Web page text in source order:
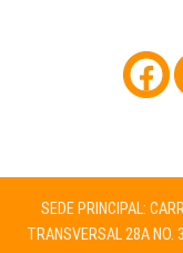
SEDE PRINCIPAL:
TRANSVERSAL 28A NO.